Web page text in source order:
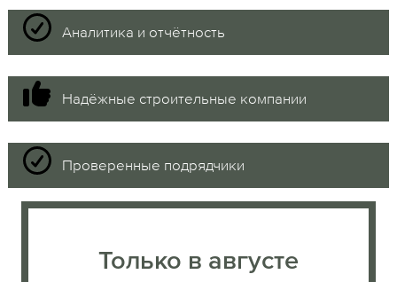
Аналитика и отчётность
Надёжные строительные компании
Проверенные подрядчики
Только в августе